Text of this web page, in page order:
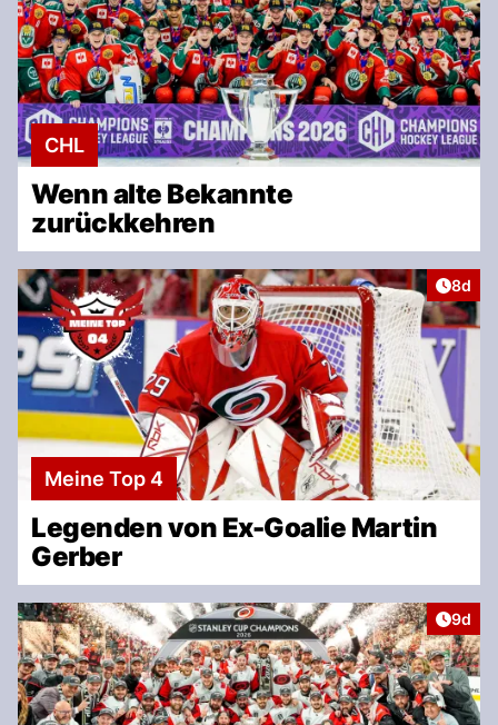
CHL
Wenn alte Bekannte
zurückkehren
8d
Meine Top 4
Legenden von Ex-Goalie Martin
Gerber
9d